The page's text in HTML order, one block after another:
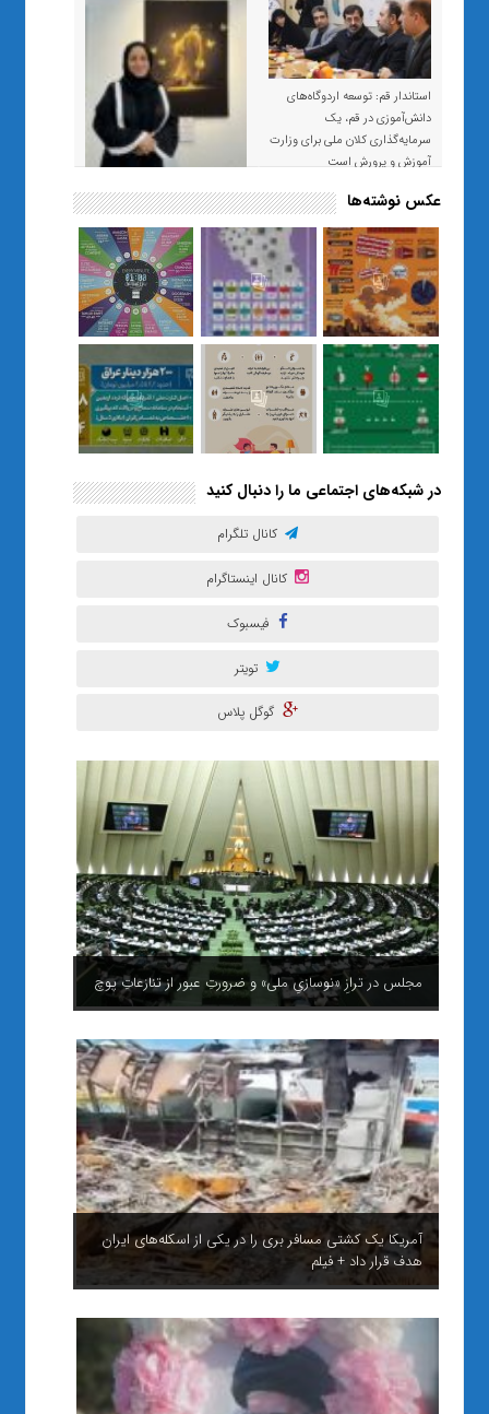
استاندار قم: توسعه اردوگاه‌های
دانش‌آموزی در قم، یک
سرمایه‌گذاری کلان ملی برای وزارت
آموزش و پرورش است
«صبر و اعتماد؛ روایت معلمی که
نسل Z را از بی‌هدفی به خودباوری
رساند / از یک کلاس ساده در قم تا
حضور مشترک معلم و هنرجویان
در مهم‌ترین گالری قرآنی هوش
مصنوعی تهران
عکس نوشته‌ها
در شبکه‌های اجتماعی ما را دنبال کنید
کانال تلگرام
کانال اینستاگرام
فیسبوک
تویتر
گوگل پلاس
مجلس در ترازِ «نوسازیِ ملی» و ضرورتِ عبور از تنازعاتِ پوچ
آمریکا یک کشتی مسافر بری را در یکی از اسکله‌های ایران
هدف قرار داد + فیلم